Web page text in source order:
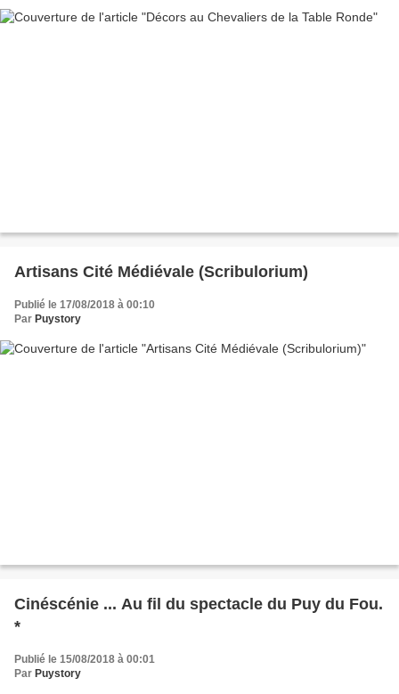
Artisans Cité Médiévale (Scribulorium)
Publié le 17/08/2018 à 00:10
Par Puystory
Cinéscénie ... Au fil du spectacle du Puy du Fou.
*
Publié le 15/08/2018 à 00:01
Par Puystory